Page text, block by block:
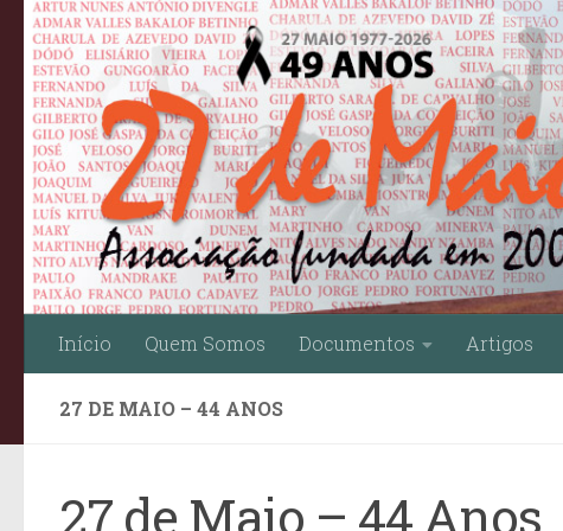
Skip to content
Início Quem Somos Documentos Artigos
27 DE MAIO – 44 ANOS
27 de Maio – 44 Anos